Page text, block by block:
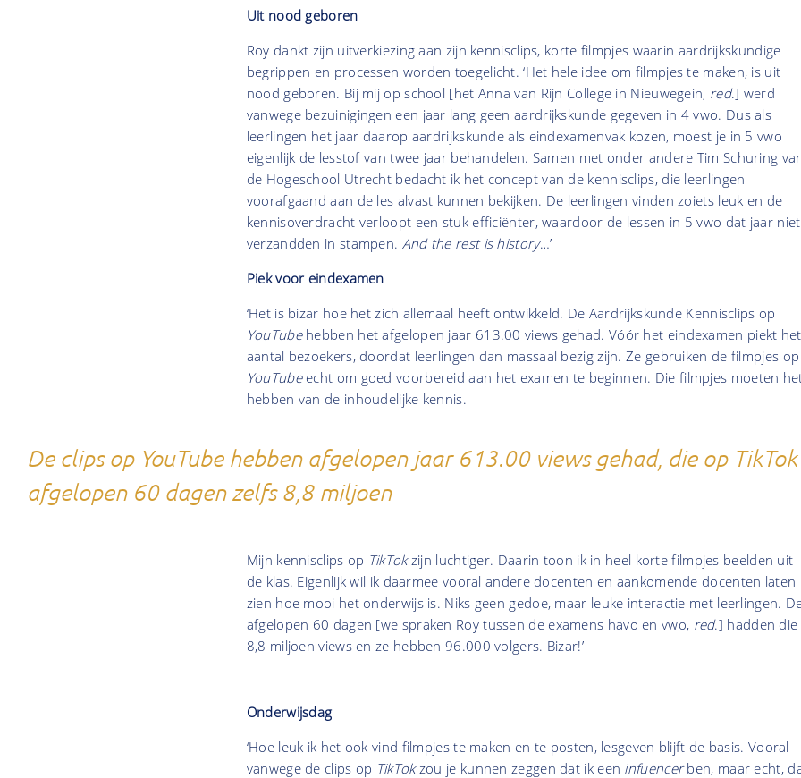
Uit nood geboren
Roy dankt zijn uitverkiezing aan zijn kennisclips, korte filmpjes waarin aardrijkskundige
begrippen en processen worden toegelicht. ‘Het hele idee om filmpjes te maken, is uit
nood geboren. Bij mij op school [het Anna van Rijn College in Nieuwegein, red.] werd
vanwege bezuinigingen een jaar lang geen aardrijkskunde gegeven in 4 vwo. Dus als
leerlingen het jaar daarop aardrijkskunde als eindexamenvak kozen, moest je in 5 vwo
eigenlijk de lesstof van twee jaar behandelen. Samen met onder andere Tim Schuring
de Hogeschool Utrecht bedacht ik het concept van de kennisclips, die leerlingen
voorafgaand aan de les alvast kunnen bekijken. De leerlingen vinden zoiets leuk en de
kennisoverdracht verloopt een stuk efficiënter, waardoor de lessen in 5 vwo dat jaar niet
verzandden in stampen. And the rest is history…’
Piek voor eindexamen
‘Het is bizar hoe het zich allemaal heeft ontwikkeld. De Aardrijkskunde Kennisclips op
YouTubehebben het afgelopen jaar 613.00 views gehad. Vóór het eindexamen piekt het
aantal bezoekers, doordat leerlingen dan massaal bezig zijn. Ze gebruiken de filmpjes op
YouTubeecht om goed voorbereid aan het examen te beginnen. Die filmpjes moeten
hebben van de inhoudelijke kennis.
De clips op YouTube hebben afgelopen jaar 613.00 views gehad, die op TikTok
afgelopen 60 dagen zelfs 8,8 miljoen
Mijn kennisclips op TikTokzijn luchtiger. Daarin toon ik in heel korte filmpjes beelden uit
de klas. Eigenlijk wil ik daarmee vooral andere docenten en aankomende docenten laten
zien hoe mooi het onderwijs is. Niks geen gedoe, maar leuke interactie met leerlingen.
afgelopen 60 dagen [we spraken Roy tussen de examens havo en vwo, red.] hadden die
8,8 miljoen views en ze hebben 96.000 volgers. Bizar!’
Onderwijsdag
‘Hoe leuk ik het ook vind filmpjes te maken en te posten, lesgeven blijft de basis. Vooral
vanwege de clips op TikTok zou je kunnen zeggen dat ik een infuencerben, maar echt,